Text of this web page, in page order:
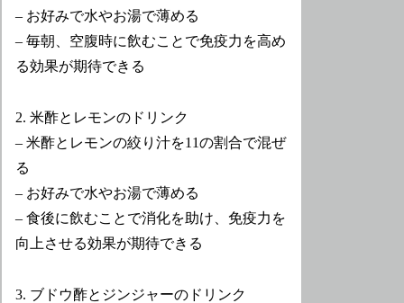
– お好みで水やお湯で薄める
– 毎朝、空腹時に飲むことで免疫力を高め
る効果が期待できる
2. 米酢とレモンのドリンク
– 米酢とレモンの絞り汁を11の割合で混ぜ
る
– お好みで水やお湯で薄める
– 食後に飲むことで消化を助け、免疫力を
向上させる効果が期待できる
3. ブドウ酢とジンジャーのドリンク